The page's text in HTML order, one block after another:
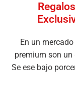
En un
premium son
Se ese bajo